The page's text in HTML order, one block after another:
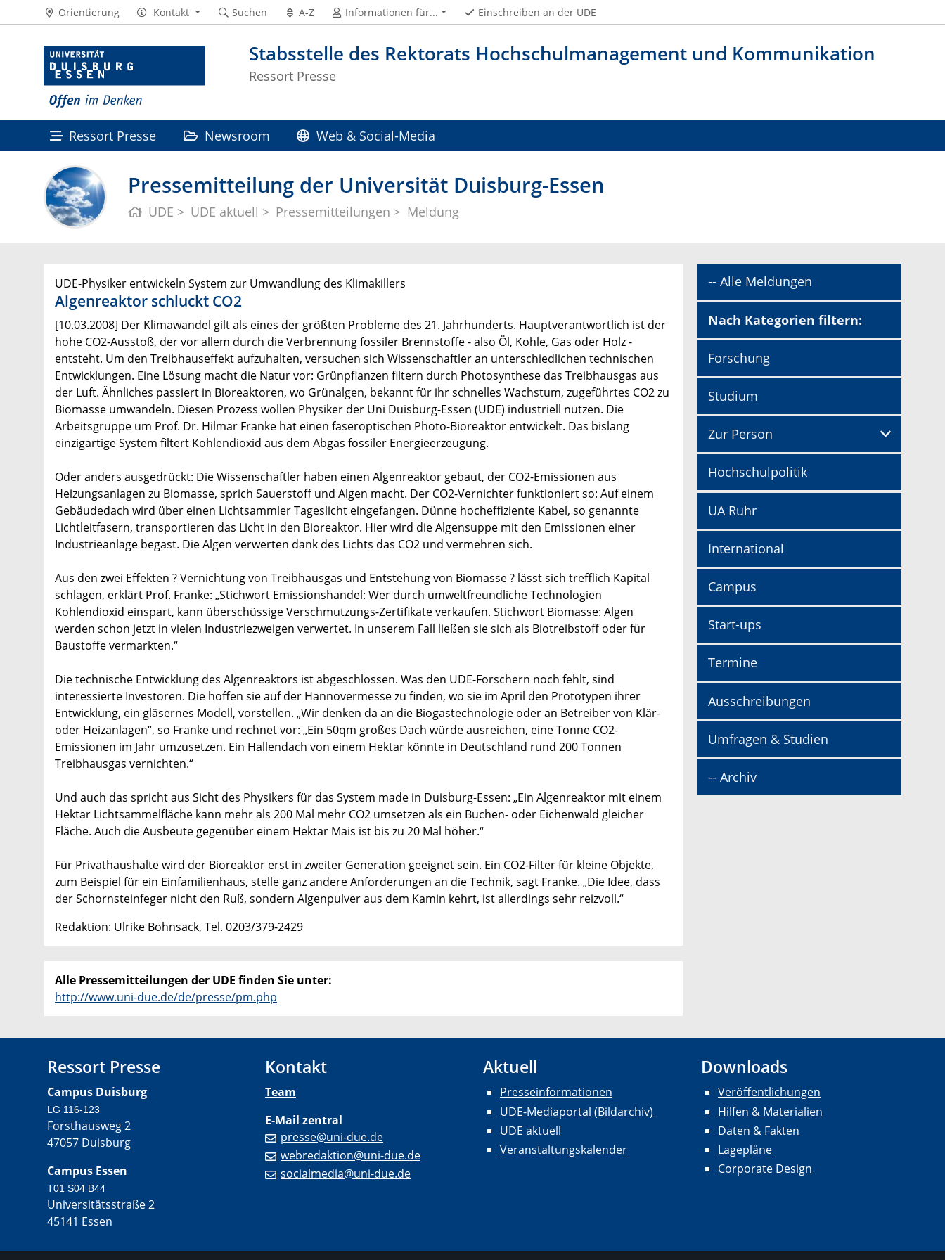
Stabsstelle des Rektorats Hochschulmanagement und Kommunikation
Ressort Presse
Orientierung Kontakt Suchen A-Z Informationen für... Einschreiben an der UDE
Ressort Presse Newsroom Web & Social-Media
Pressemitteilung der Universität Duisburg-Essen
UDE UDE aktuell Pressemitteilungen Meldung
UDE-Physiker entwickeln System zur Umwandlung des Klimakillers
Algenreaktor schluckt CO2
[10.03.2008] Der Klimawandel gilt als eines der größten Probleme des 21. Jahrhunderts. Hauptverantwortlich ist der
hohe CO2-Ausstoß, der vor allem durch die Verbrennung fossiler Brennstoffe - also Öl, Kohle, Gas oder Holz -
entsteht. Um den Treibhauseffekt aufzuhalten, versuchen sich Wissenschaftler an unterschiedlichen technischen
Entwicklungen. Eine Lösung macht die Natur vor: Grünpflanzen filtern durch Photosynthese das Treibhausgas aus
der Luft. Ähnliches passiert in Bioreaktoren, wo Grünalgen, bekannt für ihr schnelles Wachstum, zugeführtes CO2 zu
Biomasse umwandeln. Diesen Prozess wollen Physiker der Uni Duisburg-Essen (UDE) industriell nutzen. Die
Arbeitsgruppe um Prof. Dr. Hilmar Franke hat einen faseroptischen Photo-Bioreaktor entwickelt. Das bislang
einzigartige System filtert Kohlendioxid aus dem Abgas fossiler Energieerzeugung.
Oder anders ausgedrückt: Die Wissenschaftler haben einen Algenreaktor gebaut, der CO2-Emissionen aus
Heizungsanlagen zu Biomasse, sprich Sauerstoff und Algen macht. Der CO2-Vernichter funktioniert so: Auf einem
Gebäudedach wird über einen Lichtsammler Tageslicht eingefangen. Dünne hocheffiziente Kabel, so genannte
Lichtleitfasern, transportieren das Licht in den Bioreaktor. Hier wird die Algensuppe mit den Emissionen einer
Industrieanlage begast. Die Algen verwerten dank des Lichts das CO2 und vermehren sich.
Aus den zwei Effekten ? Vernichtung von Treibhausgas und Entstehung von Biomasse ? lässt sich trefflich Kapital
schlagen, erklärt Prof. Franke: „Stichwort Emissionshandel: Wer durch umweltfreundliche Technologien
Kohlendioxid einspart, kann überschüssige Verschmutzungs-Zertifikate verkaufen. Stichwort Biomasse: Algen
werden schon jetzt in vielen Industriezweigen verwertet. In unserem Fall ließen sie sich als Biotreibstoff oder für
Baustoffe vermarkten.“
Die technische Entwicklung des Algenreaktors ist abgeschlossen. Was den UDE-Forschern noch fehlt, sind
interessierte Investoren. Die hoffen sie auf der Hannovermesse zu finden, wo sie im April den Prototypen ihrer
Entwicklung, ein gläsernes Modell, vorstellen. „Wir denken da an die Biogastechnologie oder an Betreiber von Klär-
oder Heizanlagen“, so Franke und rechnet vor: „Ein 50qm großes Dach würde ausreichen, eine Tonne CO2-
Emissionen im Jahr umzusetzen. Ein Hallendach von einem Hektar könnte in Deutschland rund 200 Tonnen
Treibhausgas vernichten.“
Und auch das spricht aus Sicht des Physikers für das System made in Duisburg-Essen: „Ein Algenreaktor mit einem
Hektar Lichtsammelfläche kann mehr als 200 Mal mehr CO2 umsetzen als ein Buchen- oder Eichenwald gleicher
Fläche. Auch die Ausbeute gegenüber einem Hektar Mais ist bis zu 20 Mal höher.“
Für Privathaushalte wird der Bioreaktor erst in zweiter Generation geeignet sein. Ein CO2-Filter für kleine Objekte,
zum Beispiel für ein Einfamilienhaus, stelle ganz andere Anforderungen an die Technik, sagt Franke. „Die Idee, dass
der Schornsteinfeger nicht den Ruß, sondern Algenpulver aus dem Kamin kehrt, ist allerdings sehr reizvoll.“
Redaktion: Ulrike Bohnsack, Tel. 0203/379-2429
Alle Pressemitteilungen der UDE finden Sie unter:
http://www.uni-due.de/de/presse/pm.php
-- Alle Meldungen
Nach Kategorien filtern:
Forschung
Studium
Zur Person
Hochschulpolitik
UA Ruhr
International
Campus
Start-ups
Termine
Ausschreibungen
Umfragen & Studien
-- Archiv
Ressort Presse
Campus Duisburg
LG 116-123
Forsthausweg 2
47057 Duisburg
Campus Essen
T01 S04 B44
Universitätsstraße 2
45141 Essen
Kontakt
Team
E-Mail zentral
presse@uni-due.de
webredaktion@uni-due.de
socialmedia@uni-due.de
Aktuell
Presseinformationen
UDE-Mediaportal (Bildarchiv)
UDE aktuell
Veranstaltungskalender
Downloads
Veröffentlichungen
Hilfen & Materialien
Daten & Fakten
Lagepläne
Corporate Design